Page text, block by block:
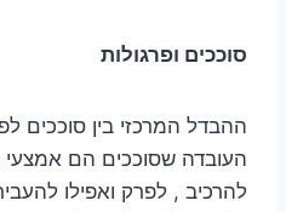
סוככים ופרגולות
ההבדל המרכזי בין סוככים
העובדה שסוככים הם אמצעי
להרכיב , לפרק ואפילו